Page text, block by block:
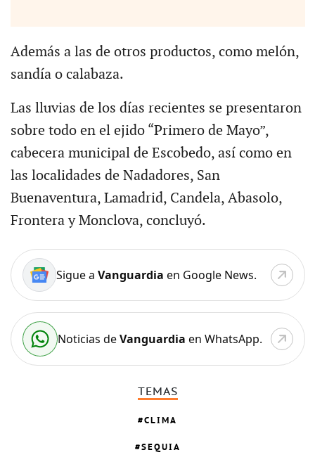
Además a las de otros productos, como melón,
sandía o calabaza.
Las lluvias de los días recientes se presentaron
sobre todo en el ejido “Primero de Mayo”,
cabecera municipal de Escobedo, así como en
las localidades de Nadadores, San
Buenaventura, Lamadrid, Candela, Abasolo,
Frontera y Monclova, concluyó.
Sigue a Vanguardia en Google News.
Noticias deVanguardia en WhatsApp.
TEMAS
CLIMA
SEQUIA